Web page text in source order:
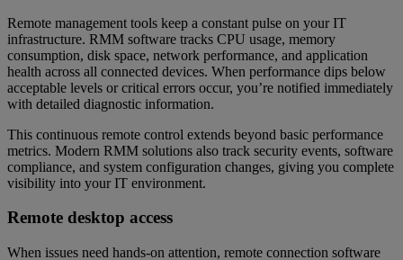
Remote management tools keep a constant pulse on your IT
infrastructure. RMM software tracks CPU usage, memory
consumption, disk space, network performance, and application
health across all connected devices. When performance dips below
acceptable levels or critical errors occur, you’re notified immediately
with detailed diagnostic information.
This continuous remote control extends beyond basic performance
metrics. Modern RMM solutions also track security events, software
compliance, and system configuration changes, giving you complete
visibility into your IT environment.
Remote desktop access
When issues need hands-on attention, remote connection software